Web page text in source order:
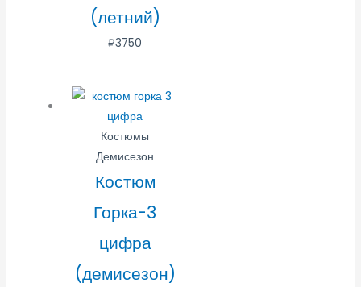
(летний)
₽3750
Костюмы
Демисезон
Костюм
Горка-3
цифра
(демисезон)